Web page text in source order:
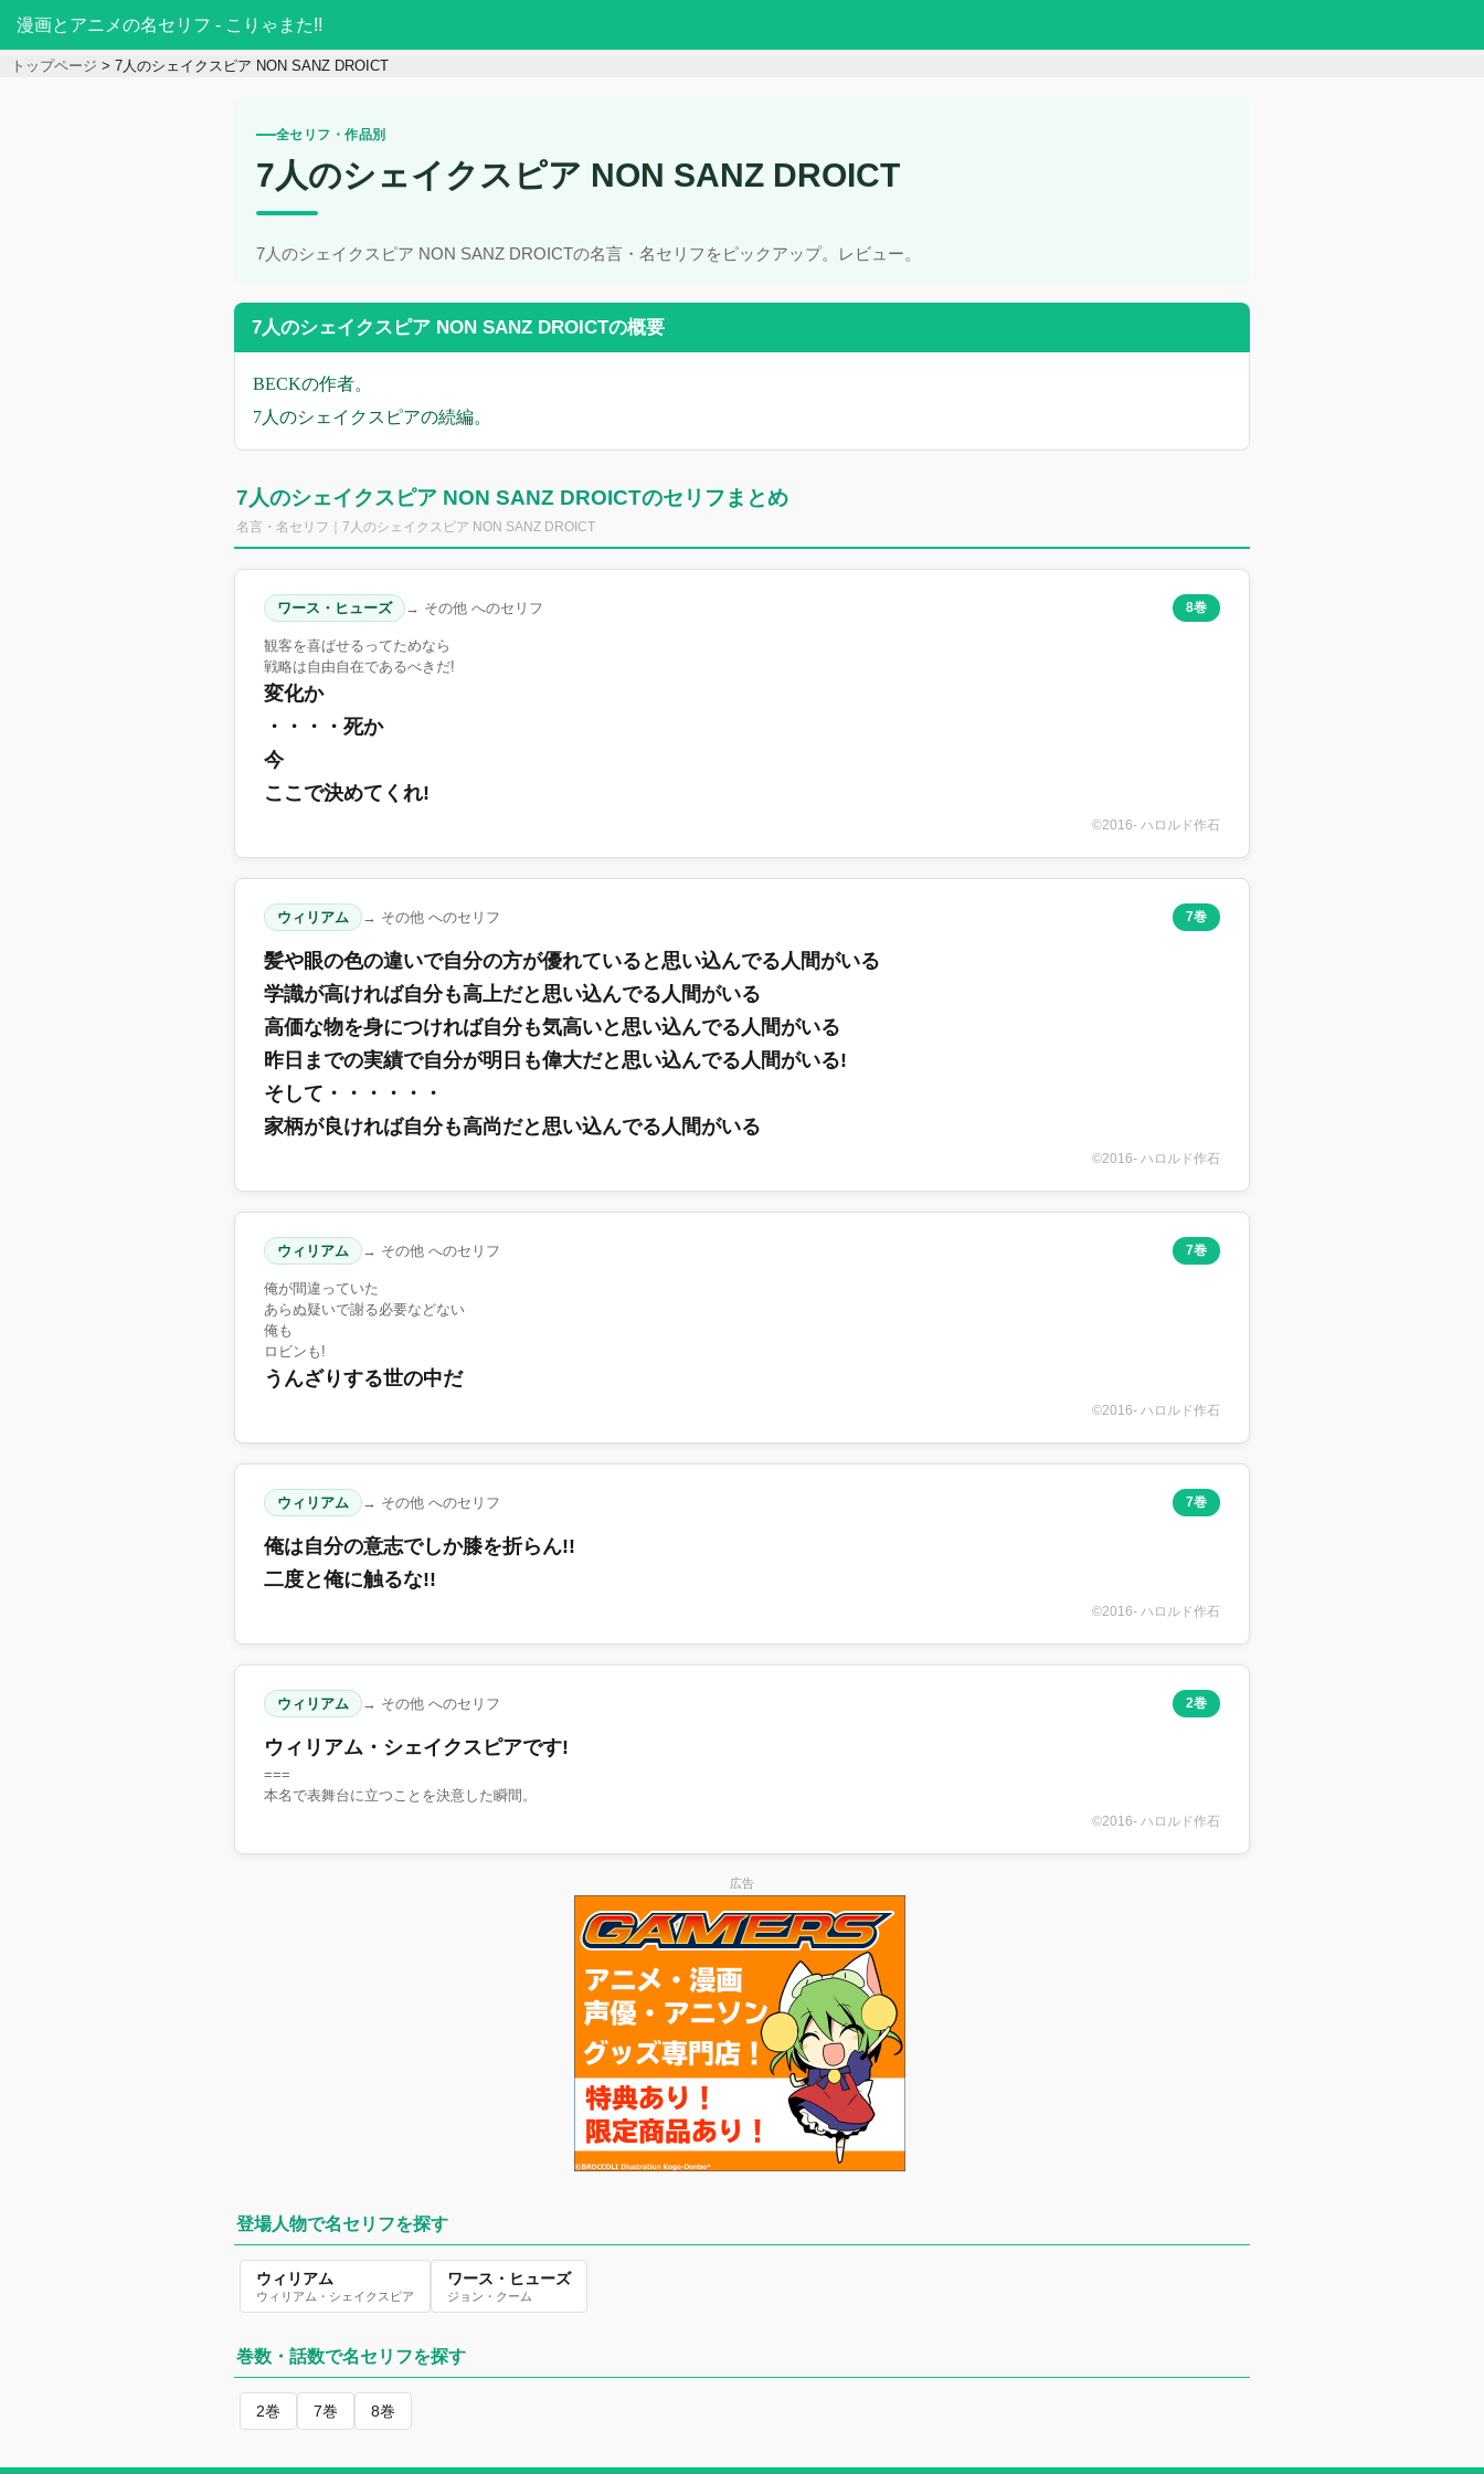
漫画とアニメの名セリフ - こりゃまた!!
トップページ 7人のシェイクスピア NON SANZ DROICT
全セリフ・作品別
7人のシェイクスピア NON SANZ DROICT
7人のシェイクスピア NON SANZ DROICTの名言・名セリフをピックアップ。レビュー。
7人のシェイクスピア NON SANZ DROICTの概要
BECKの作者。
7人のシェイクスピアの続編。
7人のシェイクスピア NON SANZ DROICTのセリフまとめ
名言・名セリフ｜7人のシェイクスピア NON SANZ DROICT
ワース・ヒューズ → その他 へのセリフ 8巻
観客を喜ばせるってためなら
戦略は自由自在であるべきだ!
変化か
・・・・死か
今
ここで決めてくれ!
©2016- ハロルド作石
ウィリアム → その他 へのセリフ 7巻
髪や眼の色の違いで自分の方が優れていると思い込んでる人間がいる
学識が高ければ自分も高上だと思い込んでる人間がいる
高価な物を身につければ自分も気高いと思い込んでる人間がいる
昨日までの実績で自分が明日も偉大だと思い込んでる人間がいる!
そして・・・・・・
家柄が良ければ自分も高尚だと思い込んでる人間がいる
©2016- ハロルド作石
ウィリアム → その他 へのセリフ 7巻
俺が間違っていた
あらぬ疑いで謝る必要などない
俺も
ロビンも!
うんざりする世の中だ
©2016- ハロルド作石
ウィリアム → その他 へのセリフ 7巻
俺は自分の意志でしか膝を折らん!!
二度と俺に触るな!!
©2016- ハロルド作石
ウィリアム → その他 へのセリフ 2巻
ウィリアム・シェイクスピアです!
===
本名で表舞台に立つことを決意した瞬間。
©2016- ハロルド作石
広告
登場人物で名セリフを探す
ウィリアム
ウィリアム・シェイクスピア
ワース・ヒューズ
ジョン・クーム
巻数・話数で名セリフを探す
2巻 7巻 8巻